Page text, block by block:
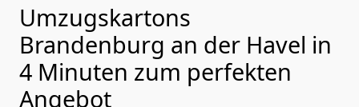
Umzugskartons
Brandenburg an der Havel in
4 Minuten zum perfekten
Angebot